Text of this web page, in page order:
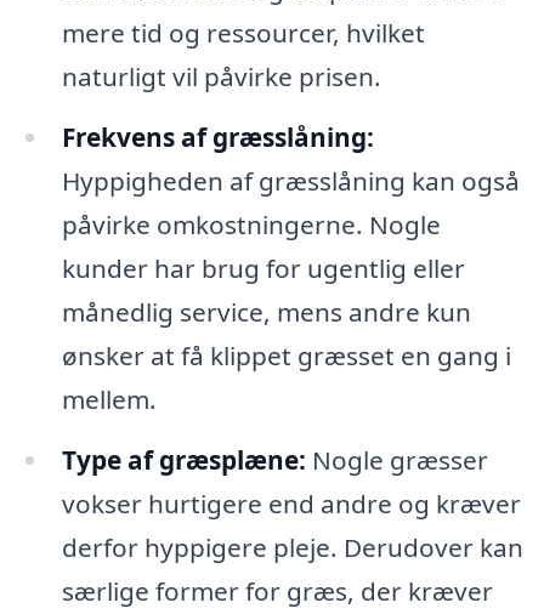
mere tid og ressourcer, hvilket
naturligt vil påvirke prisen.
Frekvens af græsslåning:
Hyppigheden af græsslåning kan også
påvirke omkostningerne. Nogle
kunder har brug for ugentlig eller
månedlig service, mens andre kun
ønsker at få klippet græsset en gang i
mellem.
Type af græsplæne: Nogle græsser
vokser hurtigere end andre og kræver
derfor hyppigere pleje. Derudover kan
særlige former for græs, der kræver